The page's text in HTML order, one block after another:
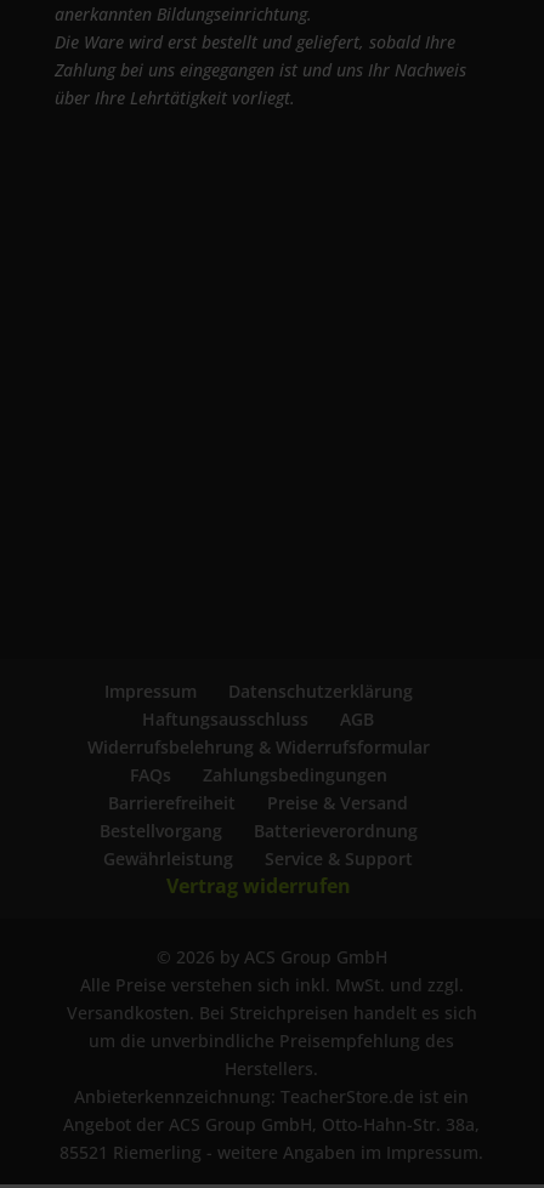
anerkannten Bildungseinrichtung.
Die Ware wird erst bestellt und geliefert, sobald Ihre
Zahlung bei uns eingegangen ist und uns Ihr Nachweis
über Ihre Lehrtätigkeit vorliegt.
Impressum
Datenschutzerklärung
Haftungsausschluss
AGB
Widerrufsbelehrung & Widerrufsformular
FAQs
Zahlungsbedingungen
Barrierefreiheit
Preise & Versand
Bestellvorgang
Batterieverordnung
Gewährleistung
Service & Support
Vertrag widerrufen
© 2026 by ACS Group GmbH
Alle Preise verstehen sich inkl. MwSt. und zzgl.
Versandkosten. Bei Streichpreisen handelt es sich
um die unverbindliche Preisempfehlung des
Herstellers.
Anbieterkennzeichnung: TeacherStore.de ist ein
Angebot der ACS Group GmbH, Otto-Hahn-Str. 38a,
85521 Riemerling - weitere Angaben im Impressum.